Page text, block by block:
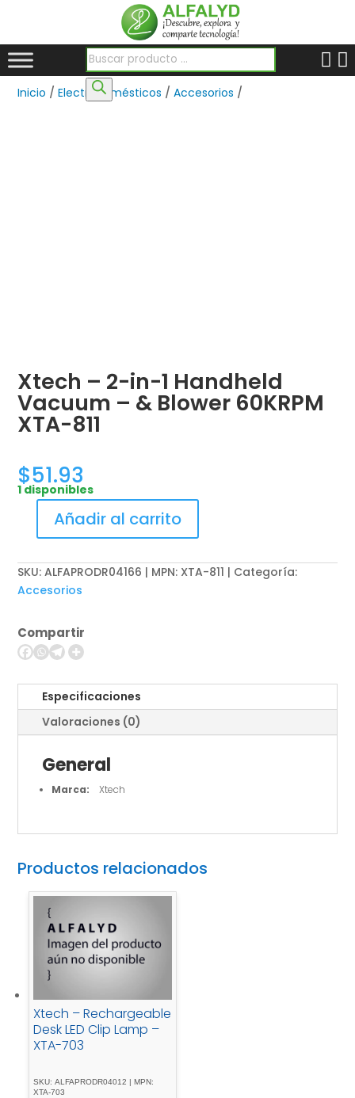
Búsqueda de productos
Inicio /Electrodomésticos /Accesorios /
Xtech – 2-in-1 Handheld
Vacuum – & Blower 60KRPM
XTA-811
$51.93
1 disponibles
2-
Vacuum
-
Blower
60KRPM
XTA-
cantidad
Añadir al carrito
SKU:ALFAPRODR04166 | MPN: XTA-811
Categoría:
Accesorios
Compartir
Especificaciones
Valoraciones (0)
General
Marca: Xtech
Productos relacionados
Xtech – Rechargeable
Desk LED Clip Lamp –
XTA-703
SKU: ALFAPRODR04012 | MPN:
XTA-703